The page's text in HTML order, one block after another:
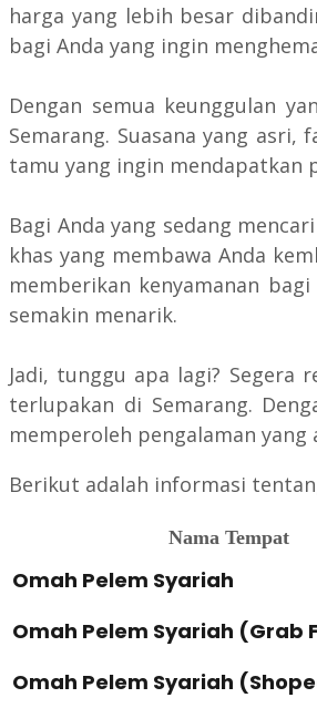
harga yang lebih besar
bagi Anda yang ingin
Dengan semua keunggulan
Semarang. Suasana yang
tamu yang ingin mendapatkan
Bagi Anda yang sedang
khas yang membawa Anda
memberikan kenyamanan
semakin menarik.
Jadi, tunggu apa lagi? Segera
terlupakan di Semarang.
memperoleh pengalaman
Berikut adalah informasi
Nama Tempat
Omah Pelem Syariah
Omah Pelem Syariah (Grab
Omah Pelem Syariah